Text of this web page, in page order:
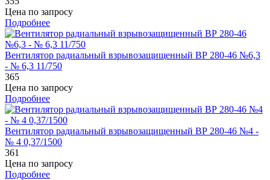
Цена по запросу
Подробнее
Вентилятор радиальный взрывозащищенный ВР 280-46 №6,3
- № 6,3 11/750
365
Цена по запросу
Подробнее
Вентилятор радиальный взрывозащищенный ВР 280-46 №4 -
№ 4 0,37/1500
361
Цена по запросу
Подробнее